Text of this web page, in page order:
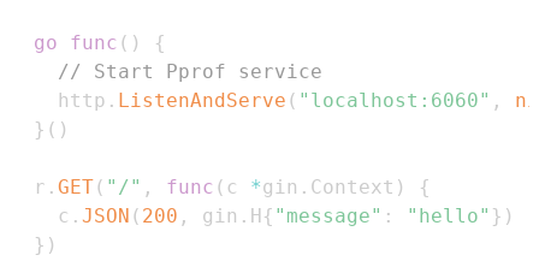
go func ( )
{
// Start Pprof service
    http
. ListenAndServe ( "localhost:6060" ,
} ( )
  r
. GET( "/" , func ( c *gin . Context )
{
    c
. JSON ( 200 , gin . H { "message" : "hello" } )
} )